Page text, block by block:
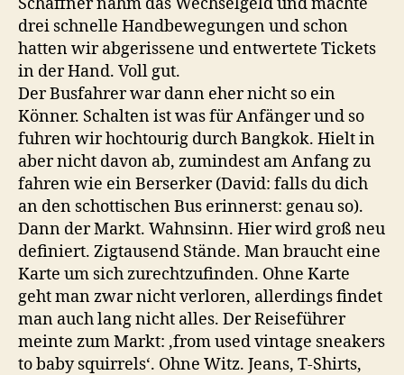
drei schnelle Handbewegungen und schon
hatten wir abgerissene und entwertete Tickets
in der Hand. Voll gut.
Der Busfahrer war dann eher nicht so ein
Könner. Schalten ist was für Anfänger und so
fuhren wir hochtourig durch Bangkok. Hielt in
aber nicht davon ab, zumindest am Anfang zu
fahren wie ein Berserker (David: falls du dich
an den schottischen Bus erinnerst: genau so).
Dann der Markt. Wahnsinn. Hier wird groß neu
definiert. Zigtausend Stände. Man braucht eine
Karte um sich zurechtzufinden. Ohne Karte
geht man zwar nicht verloren, allerdings findet
man auch lang nicht alles. Der Reiseführer
meinte zum Markt: ‚from used vintage sneakers
to baby squirrels‘. Ohne Witz. Jeans, T-Shirts,